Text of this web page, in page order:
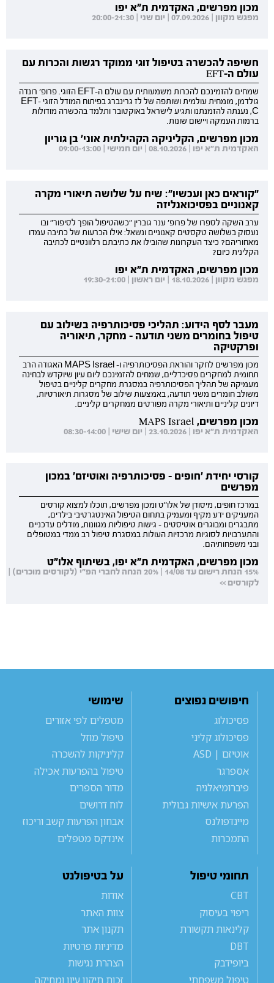
מכון מפרשים, האקדמית ת"א יפו
מפגש מקוון | 07.09.2026 | יום שני | 20:00-21:30
חשיפה להכשרה בטיפול זוגי ממוקד רגשות והכרות עם
עולם ה-EFT
שמחים להזמינכם להכרות משמעותית עם עולם ה-EFT הזוגי. פרופ' רונדה
גולדמן, מומחית עולמית ושותפה של לז גרינברג בפיתוח המודל הזוגי EFT-
C, נענתה להזמנתנו ותגיע לישראל באוקטובר ותלמד בהכשרה מודולות
ברמות העמקה ויישום שונות.
מכון מפרשים, הקליניקה הקהילתית אוני' בן גוריון
האקדמית ת"א יפו | 08.10.2026 | יום חמישי | 09:00-13:00
"קוראים כאן ועכשיו": שיח על שלושה תיאורי מקרה
קאנוניים בפסיכואנליזה
ערב השקה לספרו של פרופ' ענר גוברין "כשהטיפול הופך לסיפור" ובו
נעסוק בשלושה טקסטים קאנוניים ונשאל: אילו הכרעות של כתיבה עמדו
מאחוריהם? כיצד העקרונות שהובילו את כתיבתם רלוונטיים לכתיבה
הקלינית כיום?
מכון מפרשים, האקדמית ת"א יפו
מפגש מקוון | 18.10.2026 | יום ראשון | 19:30-21:00
מעבר לסף הידוע: תהליכי פסיכותרפיה בשילוב עם
טיפול בחומרים משני תודעה - מחקר, תיאוריה
ופרקטיקה
מכון מפרשים לחקר והוראת הפסיכותרפיה ו- MAPS Israel האגודה הרב
תחומית למחקרים פסיכדליים, שמחים להזמינכם ליום עיון שיוקדש לבחינה
מעמיקה של תהליך הפסיכותרפיה במסגרת מחקרים קליניים בטיפול
משולב חומרים משני תודעה, באמצעות שילוב של מסגרות תיאורטיות,
דיונים קליניים ותיאורי מקרה מפורטים ממחקרים קליניים.
מכון מפרשים, MAPS Israel
האקדמית ת"א יפו | 23.10.2026 | יום שישי | 08:30-14:00
קורסי יחידת 'חופים - פסיכותרפיה ואוטיזם' במכון
מפרשים
במרכז חופים, מיסודן של אלו"ט ומכון מפרשים, תוכלו למצוא קורסים
המעניקים ידע מקיף ומעמיק בתחום הטיפול האינטגרטיבי בילדים,
מתבגרים ומבוגרים אוטיסטים - גישות טיפוליות מגוונות, מודלים עדכניים
והתערבויות לסוגיות מרכזיות העולות במסגרת טיפול רב ממדי במטופלים
ובני משפחותיהם.
מכון מפרשים, האקדמית ת"א יפו, בשיתוף אלו"ט
15% הנחת רישום עד 14/08 | 20% הנחה לחברי הפ"י (לקורסים מוכרים) |
לקורסים >>
חיפושים נפוצים
פסיכולוג
פסיכולוג קליני
אוטיזם | ASD
אספרגר
פיברומיאלגיה
הפרעת אישיות גבולית
מיינדפולנס
התמכרות
שימושי
מטפלים לפי אזורים
טיפול מוזל
קליניקות להשכרה
טיפול בהפרעות אכילה
מדור הספרים
לוח דרושים
אבחון הפרעות קשב וריכוז
אינדקס מטפלים
תחומי טיפול
CBT
ריפוי בעיסוק
קלינאות תקשורת
DBT
ביופידבק
טיפול משפחתי
על בטיפולנט
אודות
צוות האתר
תקנון אתר
מדיניות פרטיות
הצהרת נגישות
זכות תיקון עיון ומחיקה